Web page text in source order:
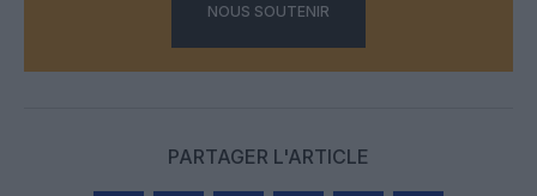
NOUS SOUTENIR
PARTAGER L'ARTICLE